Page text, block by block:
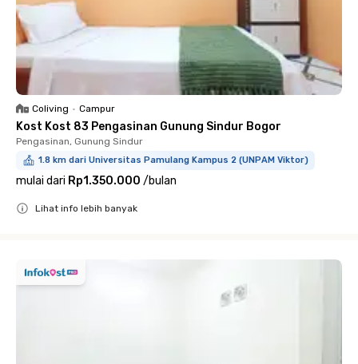
Coliving • Campur
Kost Kost 83 Pengasinan Gunung Sindur Bogor
Pengasinan, Gunung Sindur
1.8 km dari Universitas Pamulang Kampus 2 (UNPAM Viktor)
mulai dari Rp1.350.000 /bulan
Lihat info lebih banyak